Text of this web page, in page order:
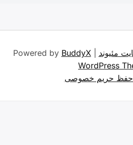
مئیوند | Powered by
BuddyX
WordPress
حریم خصوصی